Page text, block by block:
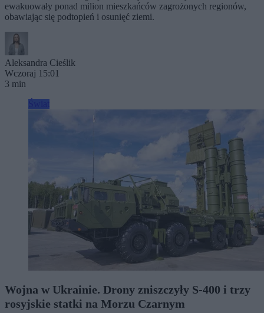
ewakuowały ponad milion mieszkańców zagrożonych regionów,
obawiając się podtopień i osunięć ziemi.
Aleksandra Cieślik
Wczoraj 15:01
3 min
Wojna w Ukrainie. Drony zniszczyły S-400 i trzy
rosyjskie statki na Morzu Czarnym